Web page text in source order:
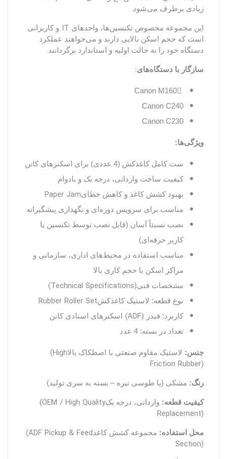
زیادی برطرف می‌شود .
این مجموعه مخصوص تکنسین‌ها، واحدهای IT و کاربرانی
است که حجم اسکن بالایی دارند و می‌خواهند عملکرد
دستگاه خود را به حالت اولیه و استاندارد برگردانند .
سازگار با دستگاه‌های:
ِCanon M160
Canon C240
Canon C230
ویژگی‌ها:
ست کامل کاغذکش (4
عددی) برای اسکنرهای کانن
کیفیت ساخت وارداتی، درجه یک و بادوام
بهبود کشش کاغذ و کاهش خطایPaper Jam
مناسب برای سرویس دوره‌ای و نگهداری پیشگیرانه
نصب نسبتاً آسان (قابل نصب توسط تکنسین یا
کاربر حرفه‌ای)
مناسب استفاده در محیط‌های اداری، سازمانی و
مراکز اسکن با حجم کاری بالا
مشخصات فنی(Technical Specifications)
نوع قطعه: لاستیک کاغذکشRubber Roller Set
کاربرد: فیدر (ADF) اسکنرهای اسنادی کانن
تعداد در بسته: 4
عدد
جنس: لاستیک مقاوم صنعتی با اصطکاک بالا(High
Friction Rubber)
رنگ: مشکی (یا طوسی تیره – بسته به سری تولید)
کیفیت قطعه: وارداتی، درجه یک(OEM / High Quality
Replacement)
محل استفاده: مجموعه کشش کاغذ(ADF Pickup & Feed
Section)